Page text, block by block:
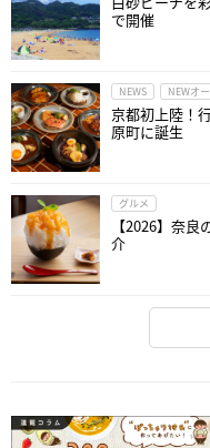
で開催
NEWS NEWオ
京都初上陸！
原町に誕生
グルメ
【2026】奈
介